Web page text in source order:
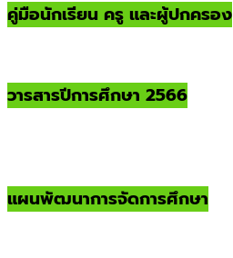
คู่มือนักเรียน ครู และผู้ปกครอง
วารสารปีการศึกษา 2566
แผนพัฒนาการจัดการศึกษา